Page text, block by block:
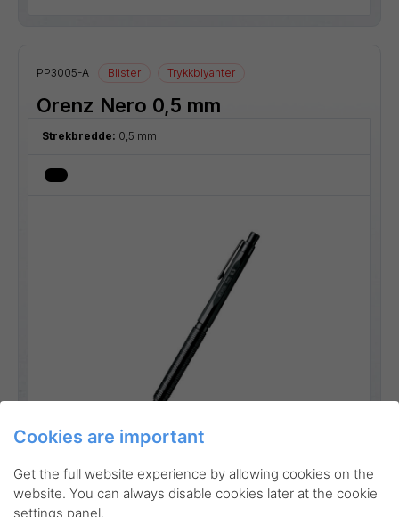
PP3005-A Blister Trykkblyanter
Orenz Nero 0,5 mm
Strekbredde: 0,5 mm
Cookies are important
Get the full website experience by allowing cookies on the
website. You can always disable cookies later at the cookie
settings panel.